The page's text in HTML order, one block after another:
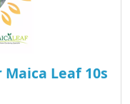
Maica Leaf 10s